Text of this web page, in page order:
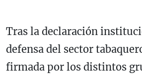
Tras la declaración
defensa del sector
firmada por los distintos